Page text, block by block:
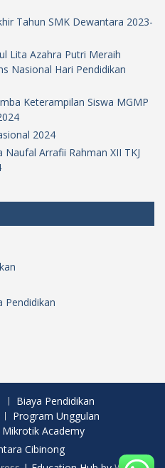
Tahun SMK Dewantara 2023-
Lita Azahra Putri Meraih
Nasional Hari Pendidikan
Keterampilan Siswa MGMP
2024
Arrafii Rahman XII TKJ
Pendidikan
Biaya Pendidikan
Program Unggulan
Mikrotik Academy
Cibinong